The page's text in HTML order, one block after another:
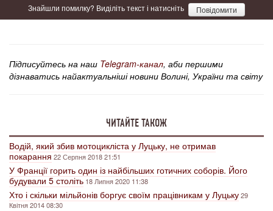
Знайшли помилку? Виділіть текст і натисніть Повідомити
Підписуйтесь на наш Telegram-канал, аби першими
дізнаватись найактуальніші новини Волині, України та світу
ЧИТАЙТЕ ТАКОЖ
Водій, який збив мотоцикліста у Луцьку, не отримав
покарання22 Серпня 2018 21:51
У Франції горить один із найбільших готичних соборів. Його
будували 5 століть 18 Липня 2020 11:38
Хто і скільки мільйонів боргує своїм працівникам у Луцьку29
Квітня 2014 08:30